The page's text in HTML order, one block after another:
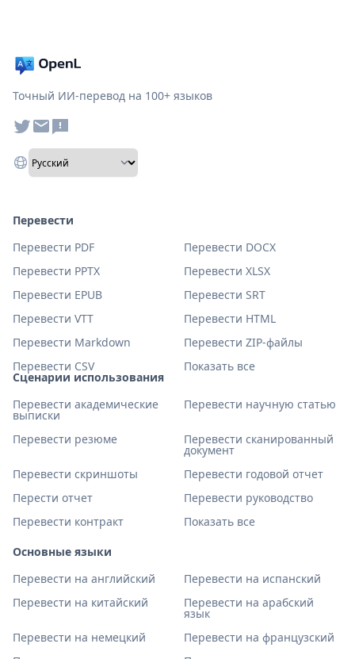
Точный ИИ-перевод на 100+ языков
Сценарии использования
Перевести академические
выписки
Перевести научную статью
Перевести резюме Перевести сканированный
документ
Перевести скриншоты
Перевести годовой отчет
Перести отчет
Перевести руководство
Перевести контракт
Показать все
Основные языки
Перевести на английский
Перевести на испанский
Перевести на китайский
Перевести на арабский
язык
Перевести на немецкий
Перевести на французский
Перевести
Перевести PDF
Перевести DOCX
Перевести PPTX
Перевести XLSX
Перевести EPUB
Перевести SRT
Перевести VTT
Перевести HTML
Перевести Markdown
Перевести ZIP-файлы
Перевести CSV
Показать все